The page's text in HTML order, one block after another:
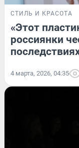
СТИЛЬ И КРАСОТА
«Этот
россиянки
4 марта, 2026, 04:35